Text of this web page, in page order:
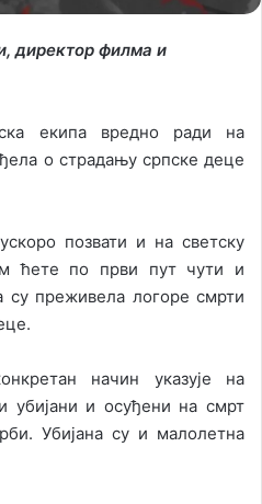
директор филма и
екипа вредно ради на
о страдању српске деце
позвати и на светску
ћете по први пут чути и
су преживела логоре смрти
начин указује на
убијани и осуђени на смрт
Убијана су и малолетна